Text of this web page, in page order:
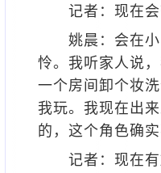
记者：现在会
姚晨：会在小
怜。我听家人说
一个房间卸个妆
我玩。我现在出
的，这个角色确实
记者：现在有